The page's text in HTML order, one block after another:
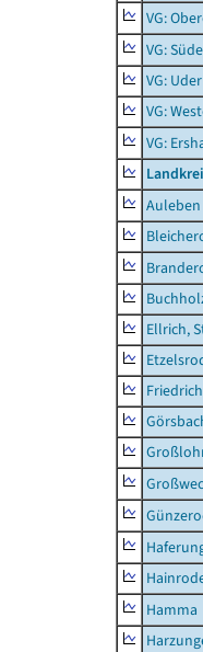
VG:
VG:
VG: Uder
VG:
VG:
Auleben
Ellrich,
Hamma